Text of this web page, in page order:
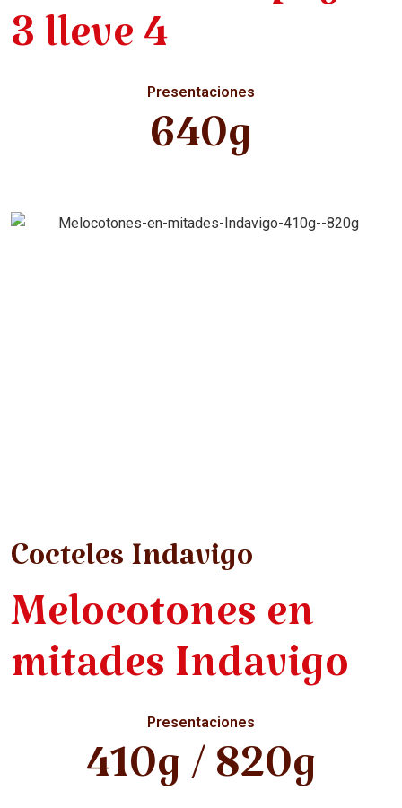
3 lleve 4
Presentaciones
640g
Cocteles Indavigo
Melocotones en
mitades Indavigo
Presentaciones
410g / 820g